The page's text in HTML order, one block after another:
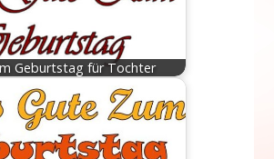
Geburtstag für Tochter